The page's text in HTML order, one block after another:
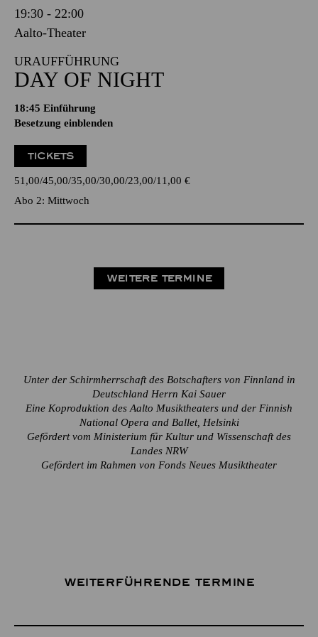
19:30 - 22:00
Aalto-Theater
URAUFFÜHRUNG
DAY OF NIGHT
18:45 Einführung
Besetzung einblenden
TICKETS
51,00 45,00 35,00 30,00 23,00 11,00 €
Abo 2: Mittwoch
WEITERE TERMINE
Unter der Schirmherrschaft des Botschafters von Finnland in
Deutschland Herrn Kai Sauer
Eine Koproduktion des Aalto Musiktheaters und der Finnish
National Opera and Ballet, Helsinki
Gefördert vom Ministerium für Kultur und Wissenschaft des
Landes NRW
Gefördert im Rahmen von Fonds Neues Musiktheater
Weiterführende Termine